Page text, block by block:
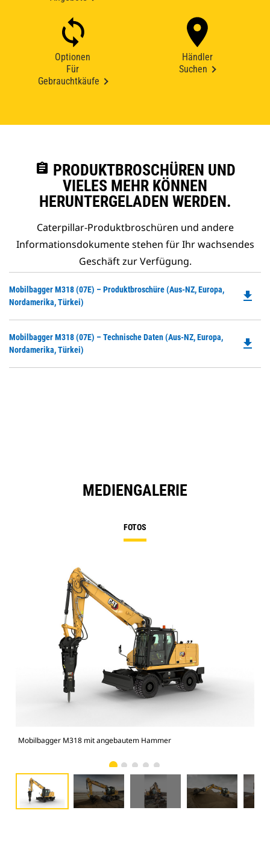
Optionen
Für
Gebrauchtkäufe
Händler
Suchen
assignment PRODUKTBROSCHÜREN UND
VIELES MEHR KÖNNEN
HERUNTERGELADEN WERDEN.
Caterpillar-Produktbroschüren und andere
Informationsdokumente stehen für Ihr wachsendes
Geschäft zur Verfügung.
Mobilbagger M318 (07E) – Produktbroschüre (Aus-NZ, Europa,
Nordamerika, Türkei)
file_download
Mobilbagger M318 (07E) – Technische Daten (Aus-NZ, Europa,
Nordamerika, Türkei)
file_download
MEDIENGALERIE
FOTOS
Mobilbagger M318 mit angebautem Hammer